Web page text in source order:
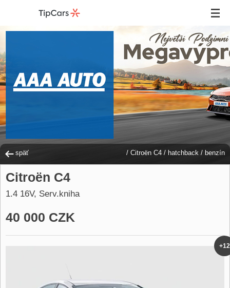
späť / Citroën C4 / hatchback / benzín
Citroën C4
1.4 16V, Serv.kniha
40 000 CZK
+12